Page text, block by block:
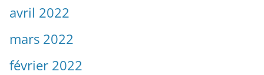
avril 2022
mars 2022
février 2022